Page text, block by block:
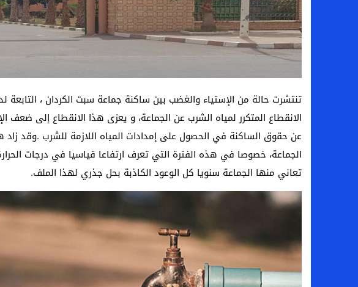
تنتشرت حالة من الإستياء والغضب بين ساكنة جماعة سبت الكردان ، التابعة
الانقطاع المتكرر لمياه الشرب عن الجماعة، و يعزى هذا الانقطاع إلى ضعف
عن حقوق الساكنة في الحصول على إمدادات المياه اللازمة للشرب .وقد زاد
الجماعة، خصوصا في هذه الفترة التي تعرف ارتفاعا قياسيا في درجات
تعاني منها الجماعة سنويا كل الوعود الكاذبة بحل جذري لهذا الملف.